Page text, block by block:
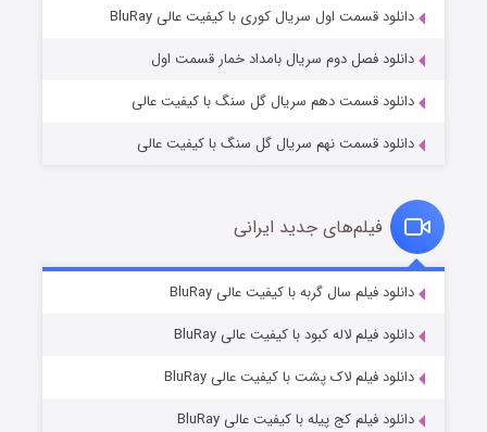
قسمت۱ (زیرنویس) منتشر شد
قسمت۶ (زیرنویس) منتشر شد
دانلود قسمت اول سریال کوری با کیفیت عالی BluRay
دانلود فصل دوم سریال بامداد خمار قسمت اول
دانلود قسمت دهم سریال گل سنگ با کیفیت عالی
دانلود قسمت نهم سریال گل سنگ با کیفیت عالی
فیلم‌های جدید ایرانی
دانلود فیلم سال گربه با کیفیت عالی BluRay
دانلود فیلم لاله کبود با کیفیت عالی BluRay
دانلود فیلم لاک پشت با کیفیت عالی BluRay
دانلود فیلم کج‌ پیله با کیفیت عالی BluRay